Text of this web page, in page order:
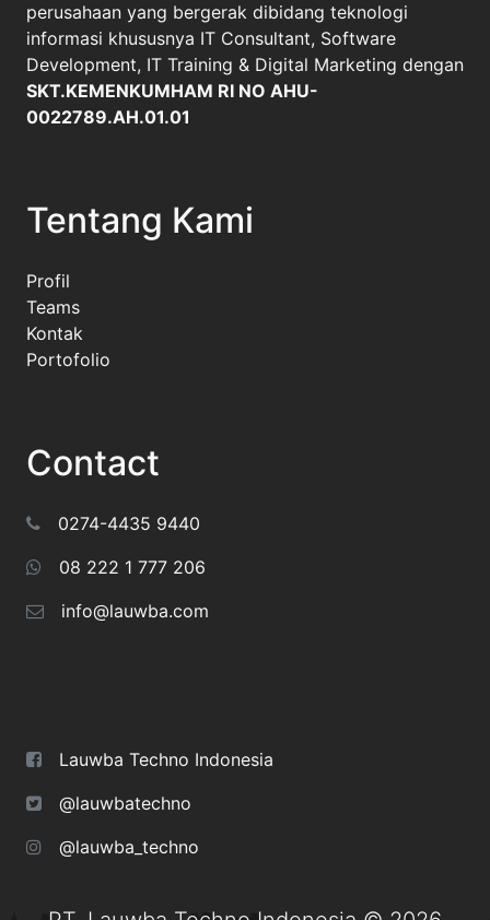
perusahaan yang bergerak dibidang teknologi
informasi khususnya IT Consultant, Software
Development, IT Training & Digital Marketing dengan
SKT.KEMENKUMHAM RI NO AHU-
0022789.AH.01.01
Tentang Kami
Profil
Teams
Kontak
Portofolio
Contact
0274-4435 9440
08 222 1 777 206
info@lauwba.com
Lauwba Techno Indonesia
@lauwbatechno
@lauwba_techno